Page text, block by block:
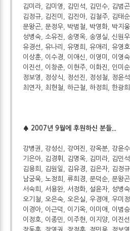
김미라, 김미영, 김민석, 김민수, 김범
김정규, 김진미, 김진아, 김철주, 김태
문왕곤, 문정우, 박범철, 박영화, 박지
성병숙, 소유진, 송명옥, 송영실, 신원
유경선, 유나리, 유명희, 유애리, 유영
이상훈, 이수경, 이애신, 이영미, 이영
이진선, 이창준, 이현주, 이화진, 인미
정보영, 정상식, 정선진, 정성철, 정윤
최연자, 최현철, 하근철, 하정희, 한광
♠ 2007년 9월에 후원하신 분들...
강병권, 강성신, 강여진, 강옥분, 강윤
기은아, 김경휘, 김명옥, 김미라, 김민
김용희, 김원일, 김유경, 김은자, 김정
남궁욱, 노정희, 류희경, 문덕순, 문왕
서숙희, 서용완, 서정화, 설윤자, 성병
오기철, 오은숙, 오은실, 우경애, 우미
이경아, 이근덕, 이기옥, 이미애, 이범
이정호, 이종민, 이주현, 이지양, 이진